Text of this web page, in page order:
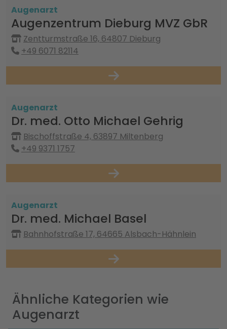
Augenarzt
Augenzentrum Dieburg MVZ GbR
Zentturmstraße 16, 64807 Dieburg
+49 6071 82114
Augenarzt
Dr. med. Otto Michael Gehrig
Bischoffstraße 4, 63897 Miltenberg
+49 9371 1757
Augenarzt
Dr. med. Michael Basel
Bahnhofstraße 17, 64665 Alsbach-Hähnlein
Ähnliche Kategorien wie
Augenarzt